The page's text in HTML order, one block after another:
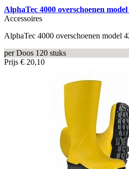
AlphaTec 4000 overschoenen model
Accessoires
AlphaTec 4000 overschoenen model
per Doos 120 stuks
Prijs € 20,10